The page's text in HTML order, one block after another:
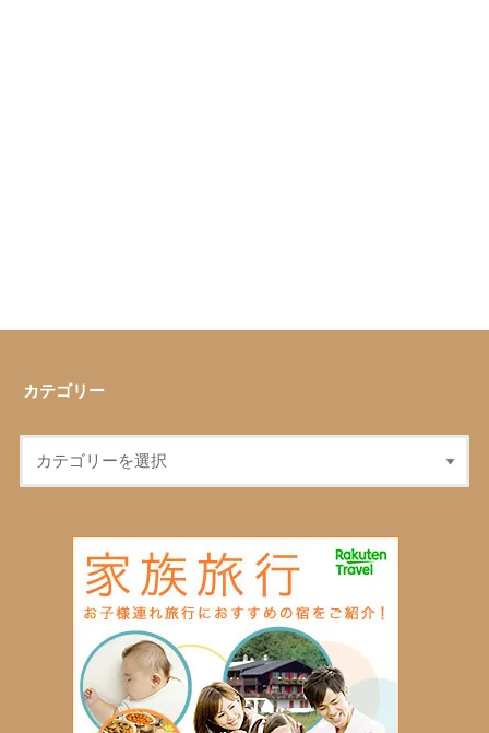
カテゴリー